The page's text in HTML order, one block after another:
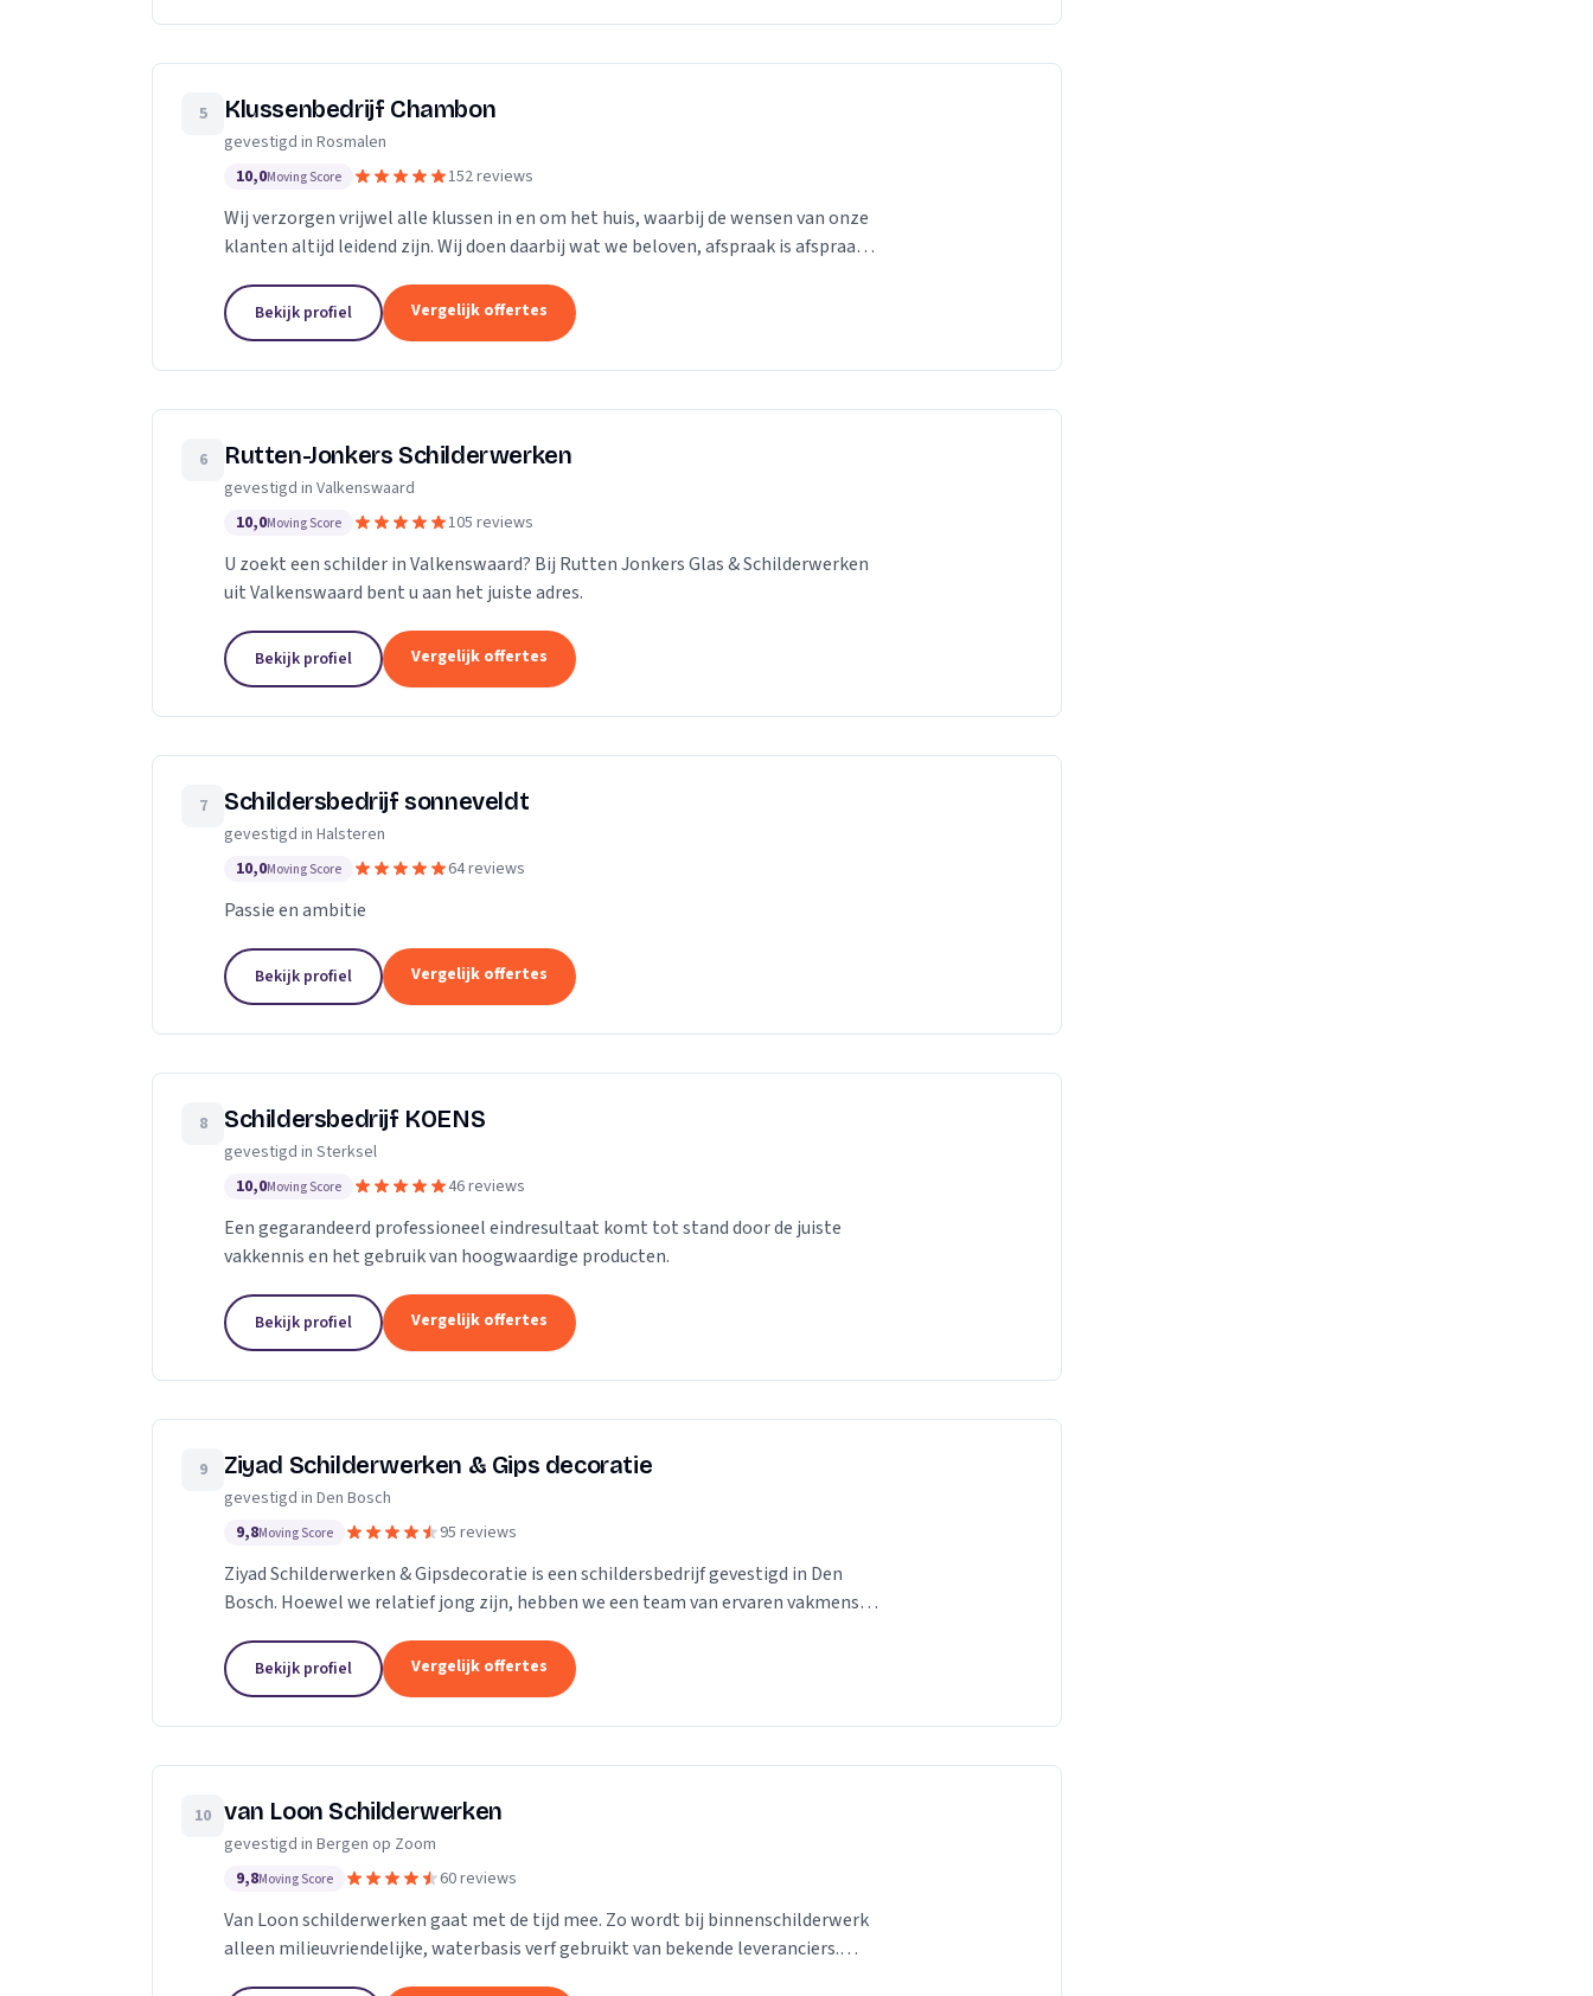
5 Klussenbedrijf Chambon
gevestigd in Rosmalen
10,0Moving Score 152 reviews
Wij verzorgen vrijwel alle klussen in en om het huis, waarbij de wensen van onze
klanten altijd leidend zijn. Wij doen daarbij wat we beloven, afspraak is afspraak.
Bekijk profiel Vergelijk offertes
6 Rutten-Jonkers Schilderwerken
gevestigd in Valkenswaard
10,0Moving Score 105 reviews
U zoekt een schilder in Valkenswaard? Bij Rutten Jonkers Glas & Schilderwerken
uit Valkenswaard bent u aan het juiste adres.
Bekijk profiel Vergelijk offertes
7 Schildersbedrijf sonneveldt
gevestigd in Halsteren
10,0Moving Score 64 reviews
Passie en ambitie
Bekijk profiel Vergelijk offertes
8 Schildersbedrijf KOENS
gevestigd in Sterksel
10,0Moving Score 46 reviews
Een gegarandeerd professioneel eindresultaat komt tot stand door de juiste
vakkennis en het gebruik van hoogwaardige producten.
Bekijk profiel Vergelijk offertes
9 Ziyad Schilderwerken & Gips decoratie
gevestigd in Den Bosch
9,8Moving Score 95 reviews
Ziyad Schilderwerken & Gipsdecoratie is een schildersbedrijf gevestigd in Den
Bosch. Hoewel we relatief jong zijn, hebben we een team van ervaren vakmensen
Bekijk profiel Vergelijk offertes
10 van Loon Schilderwerken
gevestigd in Bergen op Zoom
9,8Moving Score 60 reviews
Van Loon schilderwerken gaat met de tijd mee. Zo wordt bij binnenschilderwerk
alleen milieuvriendelijke, waterbasis verf gebruikt van bekende leveranciers.